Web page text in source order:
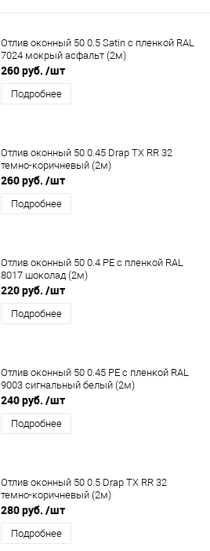
Отлив оконный 50 0.5 Satin с пленкой RAL
7024 мокрый асфальт (2м)
260 руб. /шт
Подробнее
Отлив оконный 50 0.45 Drap TX RR 32
темно-коричневый (2м)
260 руб. /шт
Подробнее
Отлив оконный 50 0.4 PE с пленкой RAL
8017 шоколад (2м)
220 руб. /шт
Подробнее
Отлив оконный 50 0.45 PE с пленкой RAL
9003 сигнальный белый (2м)
240 руб. /шт
Подробнее
Отлив оконный 50 0.5 Drap TX RR 32
темно-коричневый (2м)
280 руб. /шт
Подробнее